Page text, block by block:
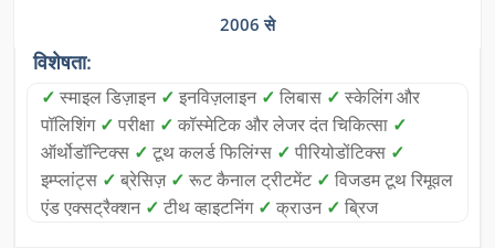
2006 से
विशेषता:
✓ स्माइल डिज़ाइन ✓ इनविज़लाइन ✓ लिबास ✓ स्केलिंग और
पॉलिशिंग ✓ परीक्षा ✓ कॉस्मेटिक और लेजर दंत चिकित्सा ✓
ऑर्थोडॉन्टिक्स ✓ टूथ कलर्ड फिलिंग्स ✓ पीरियोडोंटिक्स ✓
इम्प्लांट्स ✓ ब्रेसिज़ ✓ रूट कैनाल ट्रीटमेंट ✓ विजडम टूथ रिमूवल
एंड एक्सट्रैक्शन ✓ टीथ व्हाइटनिंग ✓ क्राउन ✓ ब्रिज